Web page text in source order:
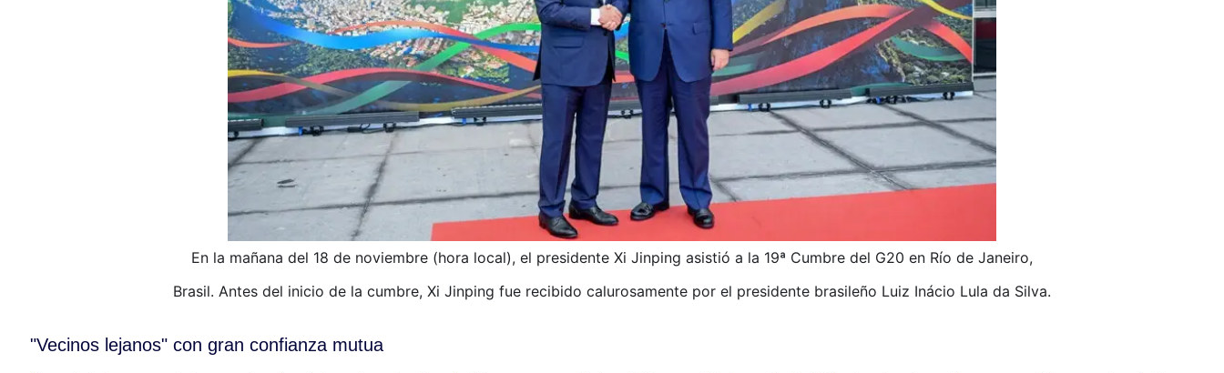
En la mañana del 18 de noviembre (hora local), el presidente Xi Jinping asistió a la 19ª Cumbre del G20 en Río de Janeiro,
Brasil. Antes del inicio de la cumbre, Xi Jinping fue recibido calurosamente por el presidente brasileño Luiz Inácio Lula da Silva.
"Vecinos lejanos" con gran confianza mutua